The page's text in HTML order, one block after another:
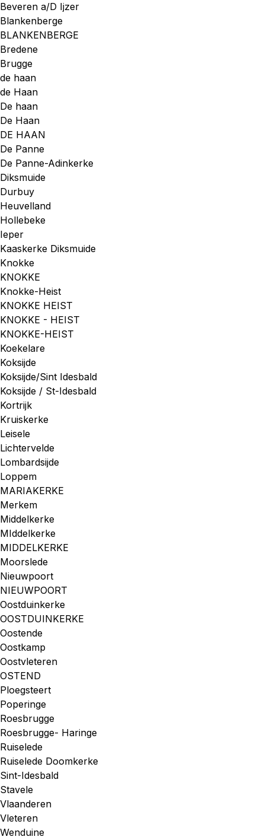
Beveren a/D Ijzer
Blankenberge
BLANKENBERGE
Bredene
Brugge
de haan
de Haan
De haan
De Haan
DE HAAN
De Panne
De Panne-Adinkerke
Diksmuide
Durbuy
Heuvelland
Hollebeke
Ieper
Kaaskerke Diksmuide
Knokke
KNOKKE
Knokke-Heist
KNOKKE HEIST
KNOKKE - HEIST
KNOKKE-HEIST
Koekelare
Koksijde
Koksijde/Sint Idesbald
Koksijde / St-Idesbald
Kortrijk
Kruiskerke
Leisele
Lichtervelde
Lombardsijde
Loppem
MARIAKERKE
Merkem
Middelkerke
MIddelkerke
MIDDELKERKE
Moorslede
Nieuwpoort
NIEUWPOORT
Oostduinkerke
OOSTDUINKERKE
Oostende
Oostkamp
Oostvleteren
OSTEND
Ploegsteert
Poperinge
Roesbrugge
Roesbrugge- Haringe
Ruiselede
Ruiselede Doomkerke
Sint-Idesbald
Stavele
Vlaanderen
Vleteren
Wenduine